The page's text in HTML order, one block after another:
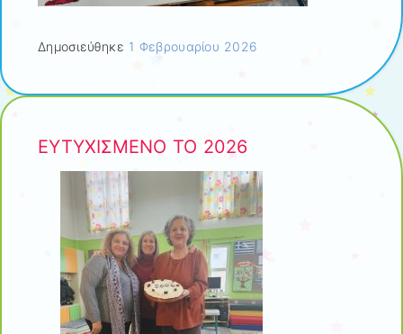
Δημοσιεύθηκε 1 Φεβρουαρίου 2026
ΕΥΤΥΧΙΣΜΕΝΟ ΤΟ 2026